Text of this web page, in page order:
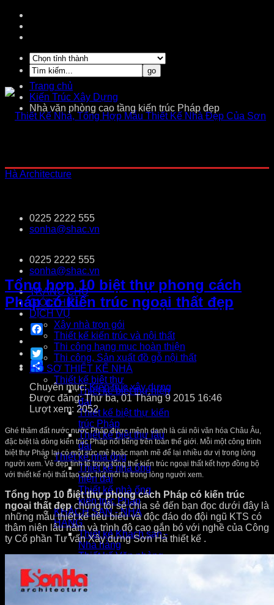
0225 2222 555
sonha@shac.vn
0225 2222 555
sonha@shac.vn
TRANG CHỦ
GIỚI THIỆU
DỊCH VỤ
Xây nhà trọn gói
Thiết kế kiến trúc và nội thất
Thi công hạng mục hoàn thiện
Thi công, Sản xuất đồ gỗ nội thất
HỒ SƠ THIẾT KẾ NHÀ
Thiết kế biệt thự
Thiết kế biệt thự hiện
đại
Thiết kế biệt thự kiến
trúc Pháp
Thiết kế biệt thự lâu
đài
Thiết kế nhà ống
Thiết kế nhà ống
hiện đại
Thiết kế nhà ống
kiến trúc Pháp
KHÁCH SẠN - NHÀ
HÀNG
Thiết kế Khách sạn -
Nhà hàng
Thiết kế Văn phòng -
Thiết kế quy hoạch
Resort
Trang chủ
Kiến Trúc Xây Dựng
Nhà văn phòng cao tầng kiến trúc Pháp đẹp
Tổng hợp 10 biệt thự phong cách
Pháp có kiến trúc ngoại thất đẹp
Facebook
Twitter
Share
Chuyên mục:Kiến trúc xây dựng
Được đăng: Thứ ba, 01 Tháng 9 2015 16:46
Lượt xem: 2052
Ghé thăm đất nước nước Pháp được mệnh danh là cái nôi văn hóa Châu Âu,
đặc biệt là dòng kiến trúc Pháp nổi tiếng trên toàn thế giới. Mỗi một công trình
biệt thự Pháp lại có một sức mê hoặc mạnh mẽ để lại nhiều dư vị trong lòng
người xem. Vẻ đẹp tinh tế trong tổng thể kiến trúc ngoại thất kết hợp đồng bộ
với thiết kế nội thất tạo sức hút mới lạ trong lòng người xem.
Tổng hợp 10 biệt thự phong cách Pháp có kiến trúc
ngoại thất đẹpchúng tôi sẽ chia sẻ đến bạn đọc dưới đây là
những mẫu thiết kế tiêu biểu và độc đáo do đội ngũ KTS có
thâm niên lâu năm và trình độ cao gắn bó với nghề của Công
ty Cổ phần Tư vấn Xây dựng Sơn Hà thiết kế .